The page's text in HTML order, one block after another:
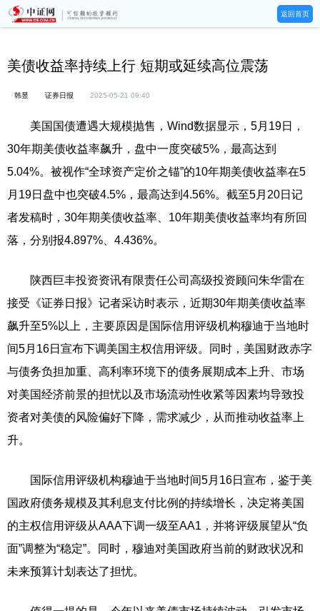
返回首页
美债收益率持续上行 短期或延续高位震荡
韩昱 证券日报 2025-05-21 09:40
美国国债遭遇大规模抛售，Wind数据显示，5月19日，
30年期美债收益率飙升，盘中一度突破5%，最高达到
5.04%。被视作“全球资产定价之锚”的10年期美债收益率在5
月19日盘中也突破4.5%，最高达到4.56%。截至5月20日记
者发稿时，30年期美债收益率、10年期美债收益率均有所回
落，分别报4.897%、4.436%。
陕西巨丰投资资讯有限责任公司高级投资顾问朱华雷在
接受《证券日报》记者采访时表示，近期30年期美债收益率
飙升至5%以上，主要原因是国际信用评级机构穆迪于当地时
间5月16日宣布下调美国主权信用评级。同时，美国财政赤字
与债务负担加重、高利率环境下的债务展期成本上升、市场
对美国经济前景的担忧以及市场流动性收紧等因素均导致投
资者对美债的风险偏好下降，需求减少，从而推动收益率上
升。
国际信用评级机构穆迪于当地时间5月16日宣布，鉴于美
国政府债务规模及其利息支付比例的持续增长，决定将美国
的主权信用评级从AAA下调一级至AA1，并将评级展望从“负
面”调整为“稳定”。同时，穆迪对美国政府当前的财政状况和
未来预算计划表达了担忧。